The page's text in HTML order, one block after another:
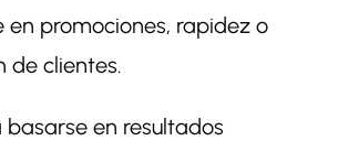
en promociones, rapidez o
de clientes.
basarse en resultados